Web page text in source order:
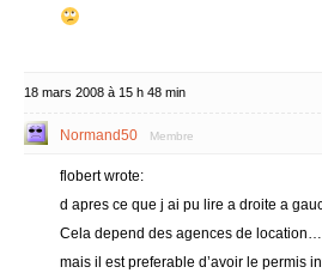
18 mars 2008 à 15 h 48 min
Normand50 Membre
flobert wrote:
d apres ce que j ai pu lire a droite a
Cela depend des agences de location…
mais il est preferable d’avoir le permis